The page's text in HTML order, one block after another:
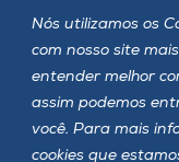
Nós utilizamos os
com nosso site
entender melhor
assim podemos
você. Para mais
cookies que
Siga a